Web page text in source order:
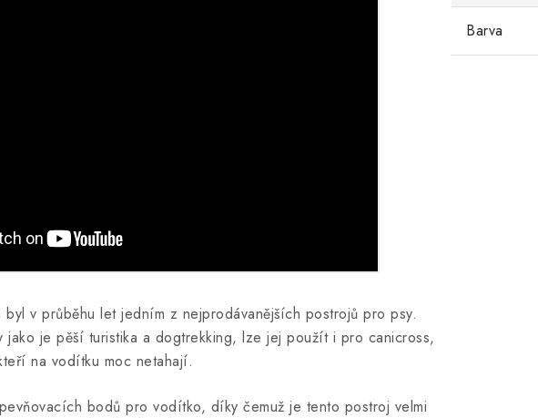
v průběhu let jedním z nejprodávanějších postrojů pro psy.
jako je pěší turistika a dogtrekking, lze jej použít i pro canicross,
na vodítku moc netahají.
bodů pro vodítko, díky čemuž je tento postroj velmi
Barva